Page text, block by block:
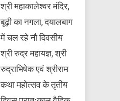
श्री महाकालेश्वर मंदिर,
बूढ़ी का नगला, दयालबाग
में चल रहे नौ दिवसीय
श्री रुद्र महायज्ञ, श्री
रुद्राभिषेक एवं श्रीराम
कथा महोत्सव के तृतीय